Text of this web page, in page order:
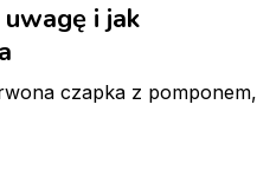
i jak
czapka z pomponem,